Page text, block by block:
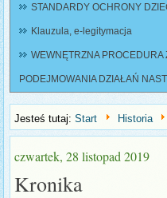
STANDARDY OCHRONY
Klauzula, e-legitymacja
WEWNĘTRZNA PROCEDURA
PODEJMOWANIA DZIAŁAŃ
Jesteś tutaj:Start Historia
czwartek, 28 listopad 2019
Kronika